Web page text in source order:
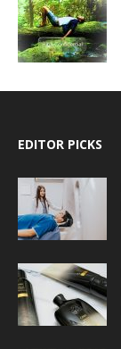
EDITOR PICKS